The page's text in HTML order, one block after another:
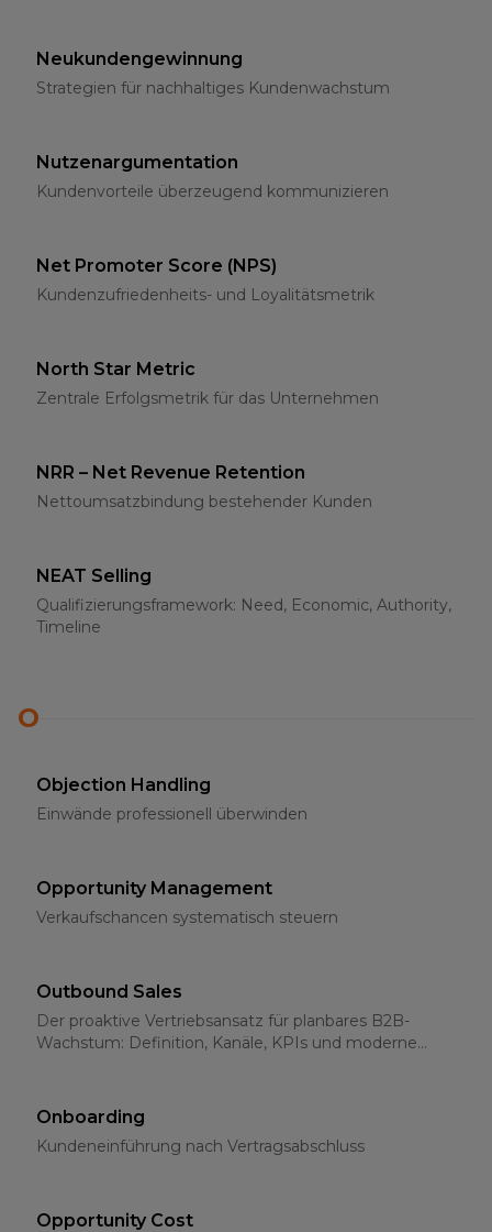
Neukundengewinnung
Strategien für nachhaltiges Kundenwachstum
Nutzenargumentation
Kundenvorteile überzeugend kommunizieren
Net Promoter Score (NPS)
Kundenzufriedenheits- und Loyalitätsmetrik
North Star Metric
Zentrale Erfolgsmetrik für das Unternehmen
NRR – Net Revenue Retention
Nettoumsatzbindung bestehender Kunden
NEAT Selling
Qualifizierungsframework: Need, Economic, Authority,
Timeline
O
Objection Handling
Einwände professionell überwinden
Opportunity Management
Verkaufschancen systematisch steuern
Outbound Sales
Der proaktive Vertriebsansatz für planbares B2B-
Wachstum: Definition, Kanäle, KPIs und moderne
Onboarding
Kundeneinführung nach Vertragsabschluss
Opportunity Cost